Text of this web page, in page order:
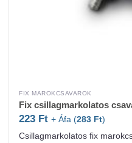
FIX MAROKCSAVAROK
Fix csillagmarkolatos
223 Ft + Áfa (283 Ft)
Csillagmarkolatos fix